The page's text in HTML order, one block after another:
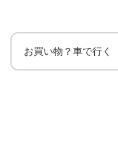
お買い物？車で行く